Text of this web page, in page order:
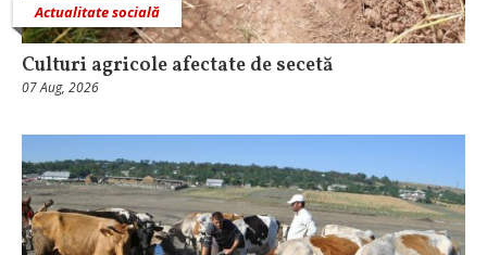
Actualitate socială
Culturi agricole afectate de secetă
07 Aug, 2026